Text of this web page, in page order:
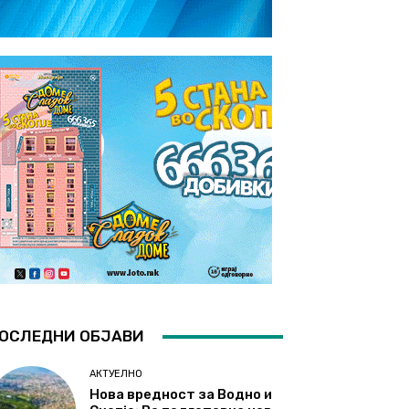
ОБЈАВИ
АКТУЕЛНО
Нова вредност за Водно и